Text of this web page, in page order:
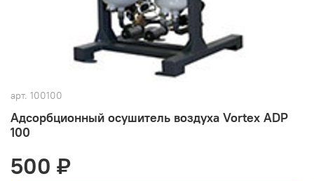
арт. 100100
Адсорбционный осушитель воздуха Vortex ADP
100
500 ₽